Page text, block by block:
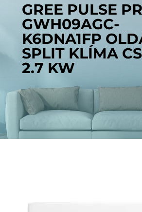
GREE PULSE
GWH09AGC-
K6DNA1FP
SPLIT KLÍMA
2.7 KW